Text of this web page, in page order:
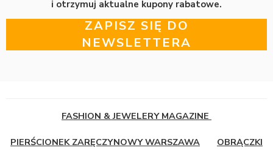
i otrzymuj aktualne kupony rabatowe.
ZAPISZ SIĘ DO
NEWSLETTERA
FASHION & JEWELERY MAGAZINE
PIERŚCIONEK ZARĘCZYNOWY WARSZAWA OBRĄCZKI